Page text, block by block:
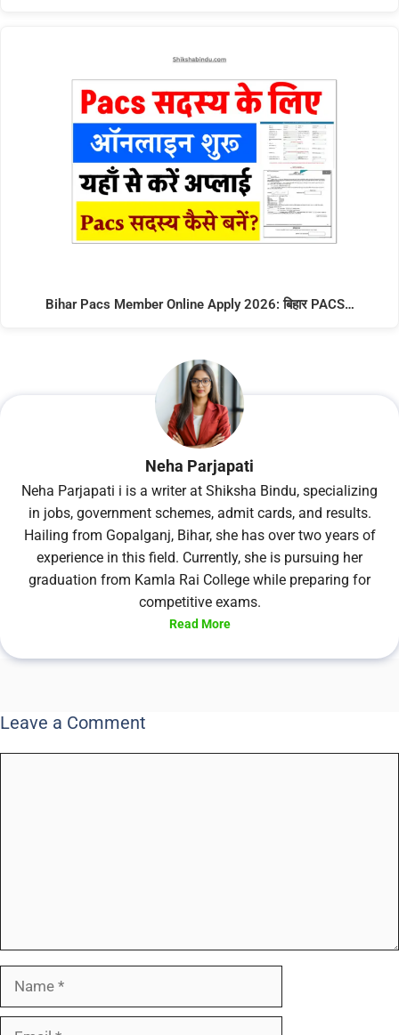
Bihar Pacs Member Online Apply 2026: बिहार PACS…
Neha Parjapati
Neha Parjapati i is a writer at Shiksha Bindu, specializing
in jobs, government schemes, admit cards, and results.
Hailing from Gopalganj, Bihar, she has over two years of
experience in this field. Currently, she is pursuing her
graduation from Kamla Rai College while preparing for
competitive exams.
Read More
Leave a Comment